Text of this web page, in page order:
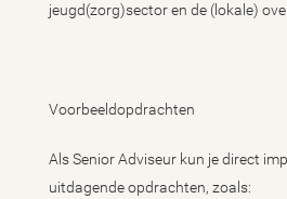
jeugd(zorg)sector en de (lokale)
Voorbeeldopdrachten
Als Senior Adviseur kun je direct
uitdagende opdrachten, zoals: